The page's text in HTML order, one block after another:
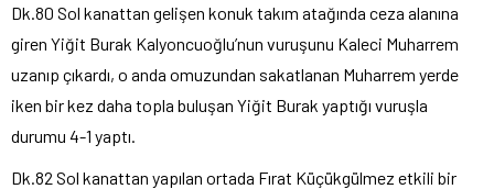
Dk.80 Sol kanattan gelişen konuk takım atağında ceza alanına
giren Yiğit Burak Kalyoncuoğlu’nun vuruşunu Kaleci Muharrem
uzanıp çıkardı, o anda omuzundan sakatlanan Muharrem yerde
iken bir kez daha topla buluşan Yiğit Burak yaptığı vuruşla
durumu 4-1 yaptı.
Dk.82 Sol kanattan yapılan ortada Fırat Küçükgülmez etkili bir